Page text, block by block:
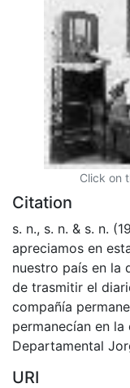
Click on
Citation
s. n., s. n. & s. n.
apreciamos en
nuestro país en la
de trasmitir el
compañía
permanecían en la
Departamental
URI